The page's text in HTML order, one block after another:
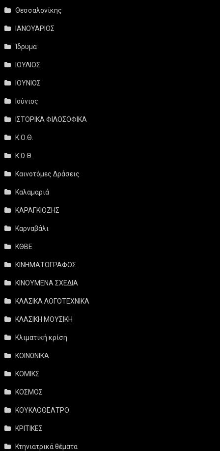
Θεσσαλονίκης
ΙΑΝΟΥΑΡΙΟΣ
Ίδρυμα
ΙΟΥΛΙΟΣ
ΙΟΥΝΙΟΣ
Ιούνιος
ΙΣΤΟΡΙΚΑ ΦΙΛΟΣΟΦΙΚΑ
Κ.Ο.Θ.
Κ.Ω.Θ.
Καινοτόμες Δράσεις
Καλαμαριά
ΚΑΡΑΓΚΙΟΖΗΣ
Καρναβάλι
ΚΘΒΕ
ΚΙΝΗΜΑΤΟΓΡΑΦΟΣ
ΚΙΝΟΥΜΕΝΑ ΣΧΕΔΙΑ
ΚΛΑΣΙΚΑ ΛΟΓΟΤΕΧΝΙΚΑ
ΚΛΑΣΙΚΗ ΜΟΥΣΙΚΗ
Κλιματική κρίση
ΚΟΙΝΩΝΙΚΑ
ΚΟΜΙΚΣ
ΚΟΣΜΟΣ
ΚΟΥΚΛΟΘΕΑΤΡΟ
ΚΡΙΤΙΚΕΣ
Κτηνιατρικά θέματα